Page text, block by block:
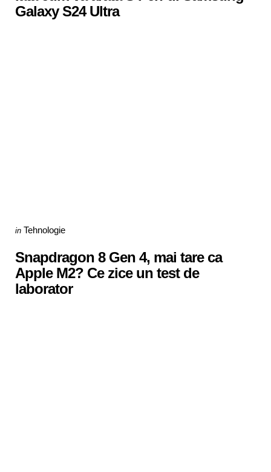
Galaxy S24 Ultra
Categories
Posted
in Tehnologie
Snapdragon 8 Gen 4, mai tare ca
Apple M2? Ce zice un test de
laborator